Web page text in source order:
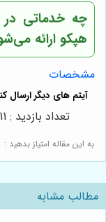
چه خدماتی
هپکو ارائه
مشخصات
به این مقاله امتیاز بدهید :
تعداد بازدید : 1111
مطالب مشابه